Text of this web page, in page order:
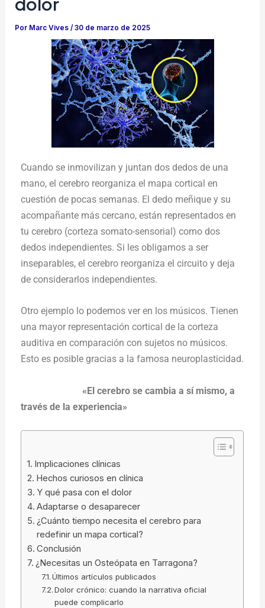
Por Marc Vives/30 de marzo de 2025
Cuando se inmovilizan y juntan dos dedos de una
mano, el cerebro reorganiza el mapa cortical en
cuestión de pocas semanas. El dedo meñique y su
acompañante más cercano, están representados en
tu cerebro (corteza somato-sensorial) como dos
dedos independientes. Si les obligamos a ser
inseparables, el cerebro reorganiza el circuito y deja
de considerarlos independientes.
Otro ejemplo lo podemos ver en los músicos. Tienen
una mayor representación cortical de la corteza
auditiva en comparación con sujetos no músicos.
Esto es posible gracias a la famosa neuroplasticidad.
«El cerebro se cambia a sí mismo, a
través de la experiencia»
Implicaciones clínicas
Hechos curiosos en clínica
Y qué pasa con el dolor
Adaptarse o desaparecer
¿Cuánto tiempo necesita el cerebro para
redefinir un mapa cortical?
Conclusión
¿Necesitas un Osteópata en Tarragona?
Últimos artículos publicados
Dolor crónico: cuando la narrativa oficial
puede complicarlo